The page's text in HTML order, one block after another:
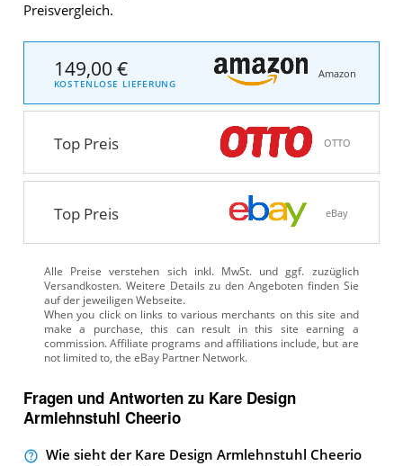
Preisvergleich.
149,00 €
KOSTENLOSE LIEFERUNG
Amazon
Top Preis OTTO
Top Preis eBay
Alle Preise verstehen sich inkl. MwSt. und ggf. zuzüglich
Versandkosten. Weitere Details zu den Angeboten finden Sie
auf der jeweiligen Webseite.
Fragen und Antworten zu Kare Design
Armlehnstuhl Cheerio
Wie sieht der Kare Design Armlehnstuhl Cheerio